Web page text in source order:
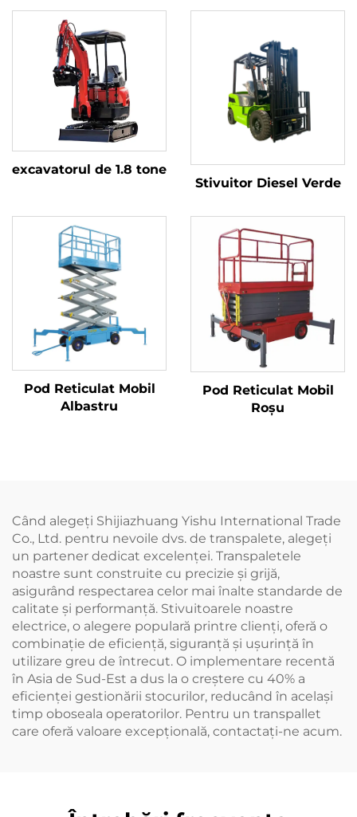
excavatorul de 1.8 tone
Stivuitor Diesel Verde
Pod Reticulat Mobil
Albastru
Pod Reticulat Mobil
Roșu
Când alegeți Shijiazhuang Yishu International Trade
Co., Ltd. pentru nevoile dvs. de transpalete, alegeți
un partener dedicat excelenței. Transpaletele
noastre sunt construite cu precizie și grijă,
asigurând respectarea celor mai înalte standarde de
calitate și performanță. Stivuitoarele noastre
electrice, o alegere populară printre clienți, oferă o
combinație de eficiență, siguranță și ușurință în
utilizare greu de întrecut. O implementare recentă
în Asia de Sud-Est a dus la o creștere cu 40% a
eficienței gestionării stocurilor, reducând în același
timp oboseala operatorilor. Pentru un transpallet
care oferă valoare excepțională, contactați-ne acum.